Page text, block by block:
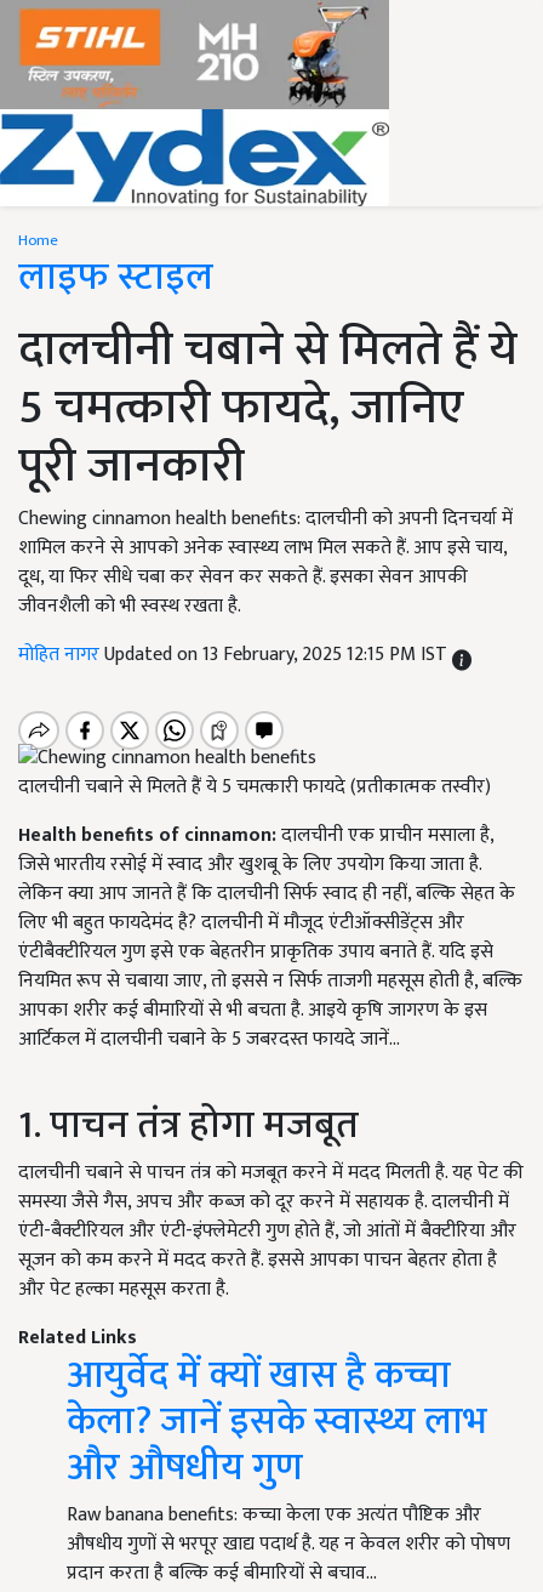
Home
लाइफ स्टाइल
दालचीनी चबाने से मिलते हैं ये
5 चमत्कारी फायदे, जानिए
पूरी जानकारी
Chewing cinnamon health benefits: दालचीनी को अपनी दिनचर्या में
शामिल करने से आपको अनेक स्वास्थ्य लाभ मिल सकते हैं. आप इसे चाय,
दूध, या फिर सीधे चबा कर सेवन कर सकते हैं. इसका सेवन आपकी
जीवनशैली को भी स्वस्थ रखता है.
मोहित नागरUpdated on 13 February, 2025 12:15 PM IST
दालचीनी चबाने से मिलते हैं ये 5 चमत्कारी फायदे (प्रतीकात्मक तस्वीर)
Health benefits of cinnamon:दालचीनी एक प्राचीन मसाला है,
जिसे भारतीय रसोई में स्वाद और खुशबू के लिए उपयोग किया जाता है.
लेकिन क्या आप जानते हैं कि दालचीनी सिर्फ स्वाद ही नहीं, बल्कि सेहत के
लिए भी बहुत फायदेमंद है? दालचीनी में मौजूद एंटीऑक्सीडेंट्स और
एंटीबैक्टीरियल गुण इसे एक बेहतरीन प्राकृतिक उपाय बनाते हैं. यदि इसे
नियमित रूप से चबाया जाए, तो इससे न सिर्फ ताजगी महसूस होती है, बल्कि
आपका शरीर कई बीमारियों से भी बचता है. आइये कृषि जागरण के इस
आर्टिकल में दालचीनी चबाने के 5 जबरदस्त फायदे जानें...
1. पाचन तंत्र होगा मजबूत
दालचीनी चबाने से पाचन तंत्र को मजबूत करने में मदद मिलती है. यह पेट की
समस्या जैसे गैस, अपच और कब्ज को दूर करने में सहायक है. दालचीनी में
एंटी-बैक्टीरियल और एंटी-इंफ्लेमेटरी गुण होते हैं, जो आंतों में बैक्टीरिया और
सूजन को कम करने में मदद करते हैं. इससे आपका पाचन बेहतर होता है
और पेट हल्का महसूस करता है.
Related Links
आयुर्वेद में क्यों खास है कच्चा
केला? जानें इसके स्वास्थ्य लाभ
और औषधीय गुण
Raw banana benefits: कच्चा केला एक अत्यंत पौष्टिक और
औषधीय गुणों से भरपूर खाद्य पदार्थ है. यह न केवल शरीर को पोषण
प्रदान करता है बल्कि कई बीमारियों से बचाव…